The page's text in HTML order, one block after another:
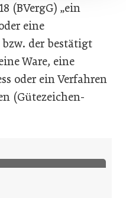
(BVergG) „ein
eine
der bestätigt
Ware, eine
oder ein Verfahren
(Gütezeichen-